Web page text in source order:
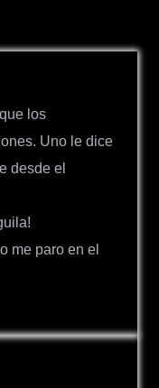
los
Uno le dice
desde el
me paro en el